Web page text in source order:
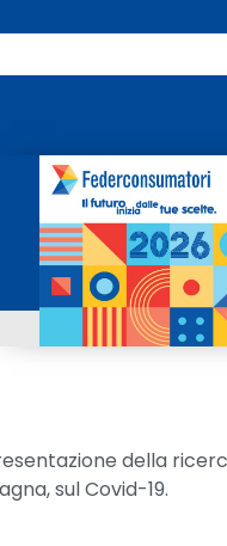
della
sul Covid-19.